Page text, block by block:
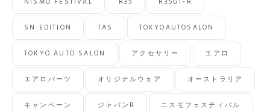
SN EDITION TAS TOKYOAUTOSALON
TOKYO AUTO SALON アクセサリー エアロ
エアロパーツ オリジナルウェア オーストラリア
キャンペーン ジャパンR ニスモフェスティバル